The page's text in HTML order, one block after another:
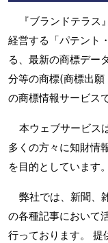
『ブランドテラ
経営する「パテント
る、最新の商標デー
分等の商標(商標出
の商標情報サービスで
本ウェブサービス
多くの方々に知財情
を目的としています。
弊社では、新聞、
の各種記事において
行っております。 提